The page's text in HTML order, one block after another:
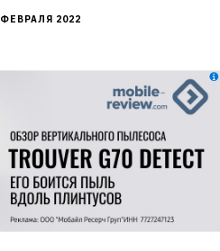
ФЕВРАЛЯ 2022